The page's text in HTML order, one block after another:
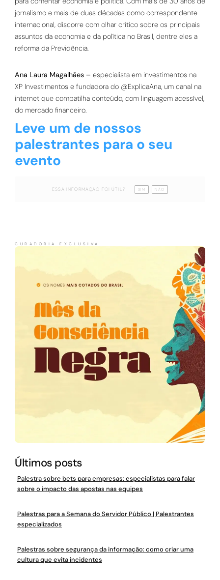
jornalismo e mais de duas décadas como correspondente
internacional, discorre com olhar crítico sobre os principais
assuntos da economia e da política no Brasil, dentre eles a
reforma da Previdência.
Ana Laura Magalhães – especialista em investimentos na
XP Investimentos e fundadora do @ExplicaAna, um canal na
internet que compatilha conteúdo, com linguagem acessível,
do mercado financeiro.
Leve um de nossos
palestrantes para o seu
evento
ESSA INFORMAÇÃO FOI ÚTIL? SIM NÃO
CURADORIA EXCLUSIVA
Últimos posts
Palestra sobre bets para empresas: especialistas para falar
sobre o impacto das apostas nas equipes
Palestras para a Semana do Servidor Público | Palestrantes
especializados
Palestras sobre segurança da informação: como criar uma
cultura que evita incidentes